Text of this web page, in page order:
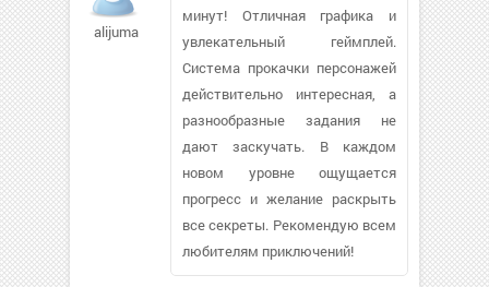
alijuma
минут! Отличная графика и
увлекательный геймплей.
Система прокачки персонажей
действительно интересная, а
разнообразные задания не
дают заскучать. В каждом
новом уровне ощущается
прогресс и желание раскрыть
все секреты. Рекомендую всем
любителям приключений!